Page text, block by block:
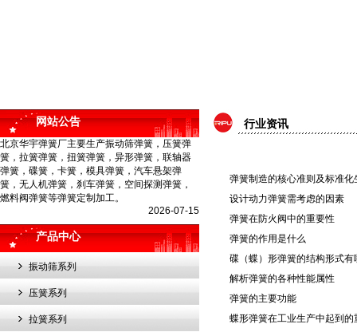
网站公告
北京华宇弹簧厂主要生产振动筛弹簧，压簧弹
簧，拉簧弹簧，扭簧弹簧，异形弹簧，联轴器
弹簧，碟簧，卡簧，模具弹簧，汽车悬架弹
簧，无人机弹簧，刹车弹簧，空间探测弹簧，
燃料阀弹簧等弹簧定制加工。
2026-07-15
产品中心
振动筛系列
压簧系列
拉簧系列
行业资讯
弹簧制造的核心准则及标准化
设计动力弹簧需考虑的因素
弹簧在防火阀中的重要性
弹簧的作用是什么
碟（蝶）形弹簧的结构形式有
解析弹簧的各种性能属性
弹簧的主要功能
蝶形弹簧在工业生产中起到的